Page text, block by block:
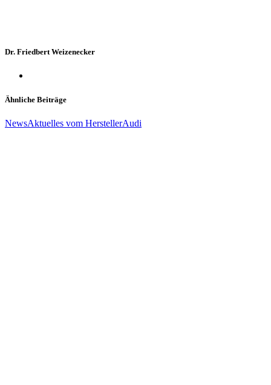
Dr. Friedbert Weizenecker
Ähnliche Beiträge
NewsAktuelles vom HerstellerAudi